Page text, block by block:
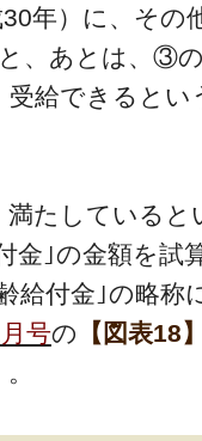
年）に、その
、あとは、③
受給できるとい
たしていると
金｣の金額を試
給付金｣の略称
号の 【図表18】